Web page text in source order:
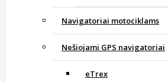
Navigatoriai motociklams
Nešiojami GPS navigatoriai
eTrex